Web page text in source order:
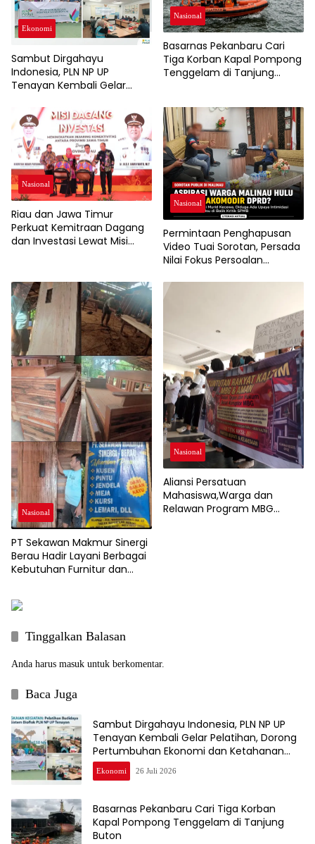
Ekonomi
Sambut Dirgahayu
Indonesia, PLN NP UP
Tenayan Kembali Gelar
Pertumbuhan Ekonomi dan
Ketahanan Pangan Warga
Nasional
Basarnas Pekanbaru Cari
Tiga Korban Kapal Pompong
Tenggelam di Tanjung
Nasional
Riau dan Jawa Timur
Perkuat Kemitraan Dagang
dan Investasi Lewat Misi
Nasional
Permintaan Penghapusan
Video Tuai Sorotan, Persada
Nilai Fokus Persoalan
Soal SPMB
Nasional
PT Sekawan Makmur Sinergi
Berau Hadir Layani Berbagai
Kebutuhan Furnitur dan
Nasional
Aliansi Persatuan
Mahasiswa,Warga dan
Relawan Program MBG
Tinggalkan Balasan
Anda harus masuk untuk berkomentar.
Baca Juga
Sambut Dirgahayu Indonesia, PLN NP UP
Tenayan Kembali Gelar Pelatihan, Dorong
Pertumbuhan Ekonomi dan Ketahanan
Pangan Warga
Ekonomi 26 Juli 2026
Basarnas Pekanbaru Cari Tiga Korban
Kapal Pompong Tenggelam di Tanjung
Buton